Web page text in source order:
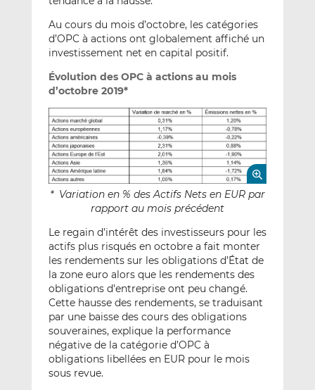
Au cours du mois d’octobre, les catégories
d’OPC à actions ont globalement affiché un
investissement net en capital positif.
Évolution des OPC à actions au mois
d’octobre 2019*
* Variation en % des Actifs Nets en EUR par
rapport au mois précédent
Le regain d’intérêt des investisseurs pour les
actifs plus risqués en octobre a fait monter
les rendements sur les obligations d’État de
la zone euro alors que les rendements des
obligations d’entreprise ont peu changé.
Cette hausse des rendements, se traduisant
par une baisse des cours des obligations
souveraines, explique la performance
négative de la catégorie d’OPC à
obligations libellées en EUR pour le mois
sous revue.